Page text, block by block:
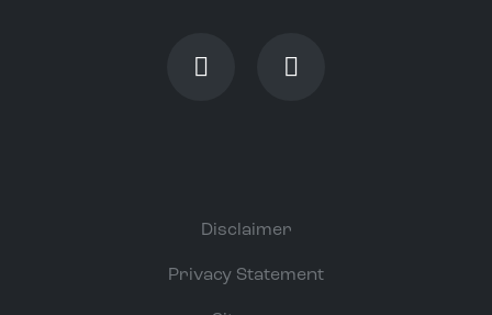
Disclaimer
Privacy Statement